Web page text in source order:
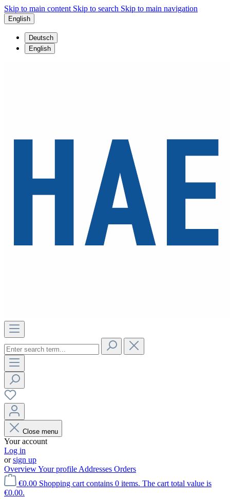
Skip to main content Skip to search Skip to main navigation
English
Deutsch
English
Close menu
Your account
Log in
orsign up
OverviewYour profile Addresses Orders
€0.00 Shopping cart contains 0 items. The cart total value is
€0.00.